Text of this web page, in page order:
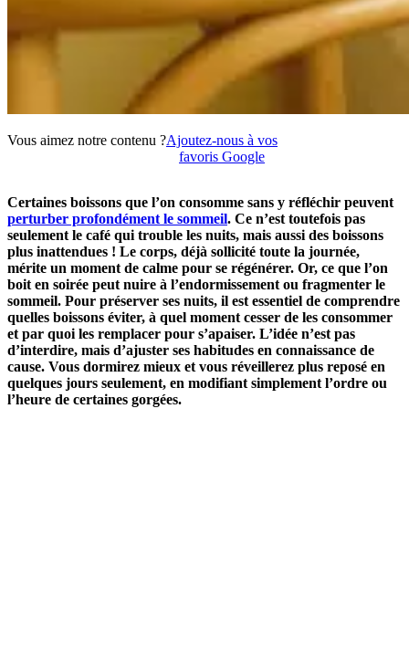
Vous aimez notre contenu ?Ajoutez-nous à vos
favoris Google
Certaines boissons que l’on consomme sans y réfléchir peuvent
perturber profondément le sommeil. Ce n’est toutefois pas
seulement le café qui trouble les nuits, mais aussi des boissons
plus inattendues ! Le corps, déjà sollicité toute la journée,
mérite un moment de calme pour se régénérer. Or, ce que l’on
boit en soirée peut nuire à l’endormissement ou fragmenter le
sommeil. Pour préserver ses nuits, il est essentiel de comprendre
quelles boissons éviter, à quel moment cesser de les consommer
et par quoi les remplacer pour s’apaiser. L’idée n’est pas
d’interdire, mais d’ajuster ses habitudes en connaissance de
cause. Vous dormirez mieux et vous réveillerez plus reposé en
quelques jours seulement, en modifiant simplement l’ordre ou
l’heure de certaines gorgées.